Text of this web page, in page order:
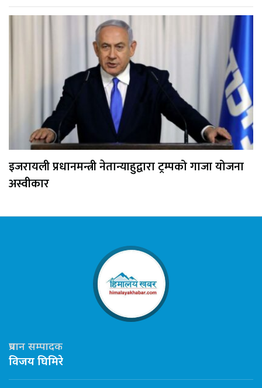
इजरायली प्रधानमन्त्री नेतान्याहुद्वारा ट्रम्पको गाजा योजना
अस्वीकार
प्रधान सम्पादक
विजय घिमिरे